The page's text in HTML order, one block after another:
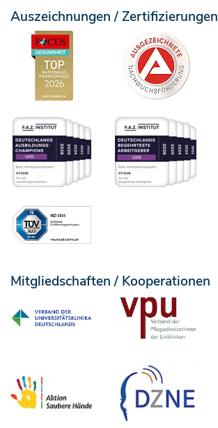
Auszeichnungen / Zertifizierungen
Mitgliedschaften / Kooperationen